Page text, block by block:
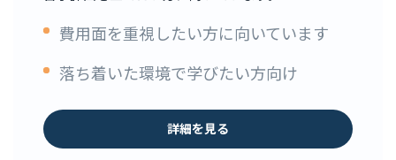
費用面を重視したい方に向いています
落ち着いた環境で学びたい方向け
詳細を見る